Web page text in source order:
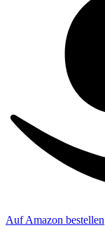
Auf Amazon bestellen